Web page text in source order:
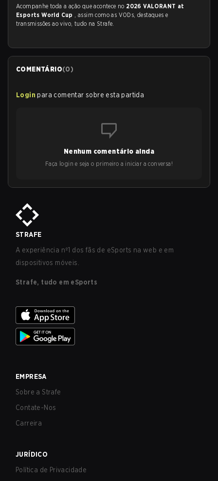
Acompanhe toda a ação que acontece no 2026 VALORANT at
Esports World Cup , assim como as VODs, destaques e
transmissões ao vivo, tudo na Strafe.
COMENTÁRIO(0)
Login para comentar sobre esta partida
Nenhum comentário ainda
Faça login e seja o primeiro a iniciar a conversa!
STRAFE
A experiência nº1 dos fãs de eSports na web e em
dispositivos móveis.
Strafe, tudo em eSports
EMPRESA
Sobre a Strafe
Contate-Nos
Carreira
JURÍDICO
Política de Privacidade